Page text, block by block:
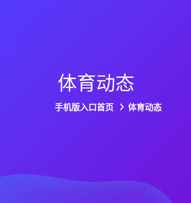
体育动态
手机版入口首页 体育动态